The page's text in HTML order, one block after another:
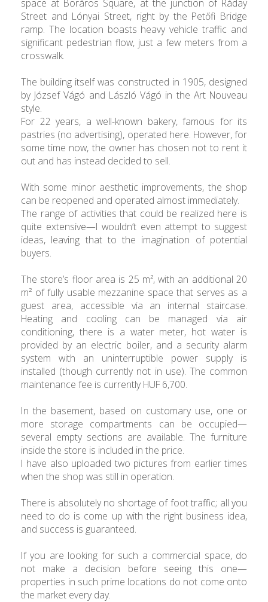
space at Boráros Square, at the junction of Ráday
Street and Lónyai Street, right by the Petőfi Bridge
ramp. The location boasts heavy vehicle traffic and
significant pedestrian flow, just a few meters from a
crosswalk.
The building itself was constructed in 1905, designed
by József Vágó and László Vágó in the Art Nouveau
style.
For 22 years, a well-known bakery, famous for its
pastries (no advertising), operated here. However, for
some time now, the owner has chosen not to rent it
out and has instead decided to sell.
With some minor aesthetic improvements, the shop
can be reopened and operated almost immediately.
The range of activities that could be realized here is
quite extensive—I wouldn’t even attempt to suggest
ideas, leaving that to the imagination of potential
buyers.
The store’s floor area is 25 m², with an additional 20
m² of fully usable mezzanine space that serves as a
guest area, accessible via an internal staircase.
Heating and cooling can be managed via air
conditioning, there is a water meter, hot water is
provided by an electric boiler, and a security alarm
system with an uninterruptible power supply is
installed (though currently not in use). The common
maintenance fee is currently HUF 6,700.
In the basement, based on customary use, one or
more storage compartments can be occupied—
several empty sections are available. The furniture
inside the store is included in the price.
I have also uploaded two pictures from earlier times
when the shop was still in operation.
There is absolutely no shortage of foot traffic; all you
need to do is come up with the right business idea,
and success is guaranteed.
If you are looking for such a commercial space, do
not make a decision before seeing this one—
properties in such prime locations do not come onto
the market every day.